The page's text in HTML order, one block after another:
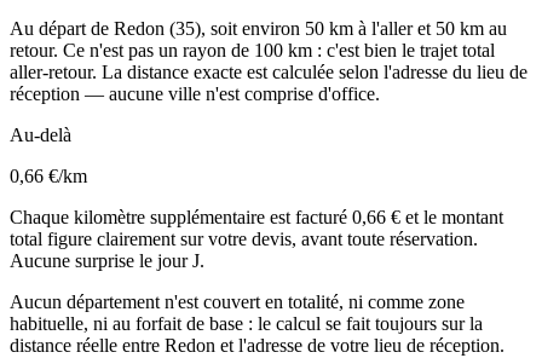
Au départ de Redon (35), soit environ 50 km à l'aller et 50 km au
retour. Ce n'est pas un rayon de 100 km : c'est bien le trajet total
aller-retour. La distance exacte est calculée selon l'adresse du lieu de
réception — aucune ville n'est comprise d'office.
Au-delà
0,66 €/km
Chaque kilomètre supplémentaire est facturé 0,66 € et le montant
total figure clairement sur votre devis, avant toute réservation.
Aucune surprise le jour J.
Aucun département n'est couvert en totalité, ni comme zone
habituelle, ni au forfait de base : le calcul se fait toujours sur la
distance réelle entre Redon et l'adresse de votre lieu de réception.